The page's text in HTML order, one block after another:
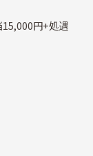
15,000円+処遇